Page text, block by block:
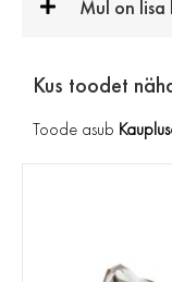
Mul on lisa
Kus toodet
Toode asub